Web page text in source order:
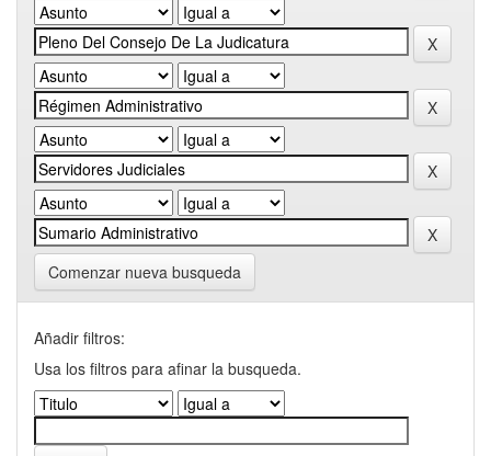
Comenzar nueva busqueda
Añadir filtros:
Usa los filtros para afinar la busqueda.